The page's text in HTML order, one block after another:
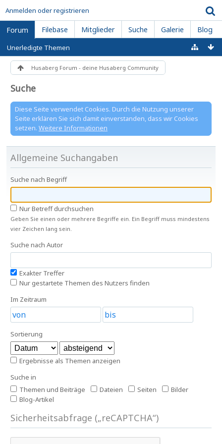
Anmelden oder registrieren
Forum Filebase Mitglieder Suche Galerie Blog
Unerledigte Themen
Husaberg Forum - deine Husaberg Community
Suche
Diese Seite verwendet Cookies. Durch die Nutzung unserer
Seite erklären Sie sich damit einverstanden, dass wir Cookies
setzen. Weitere Informationen
Allgemeine Suchangaben
Suche nach Begriff
Nur Betreff durchsuchen
Geben Sie einen oder mehrere Begriffe ein. Ein Begriff muss mindestens
vier Zeichen lang sein.
Suche nach Autor
Exakter Treffer
Nur gestartete Themen des Nutzers finden
Im Zeitraum
Sortierung
Ergebnisse als Themen anzeigen
Suche in
Themen und Beiträge
Dateien Seiten
Bilder
Blog-Artikel
Sicherheitsabfrage („reCAPTCHA“)